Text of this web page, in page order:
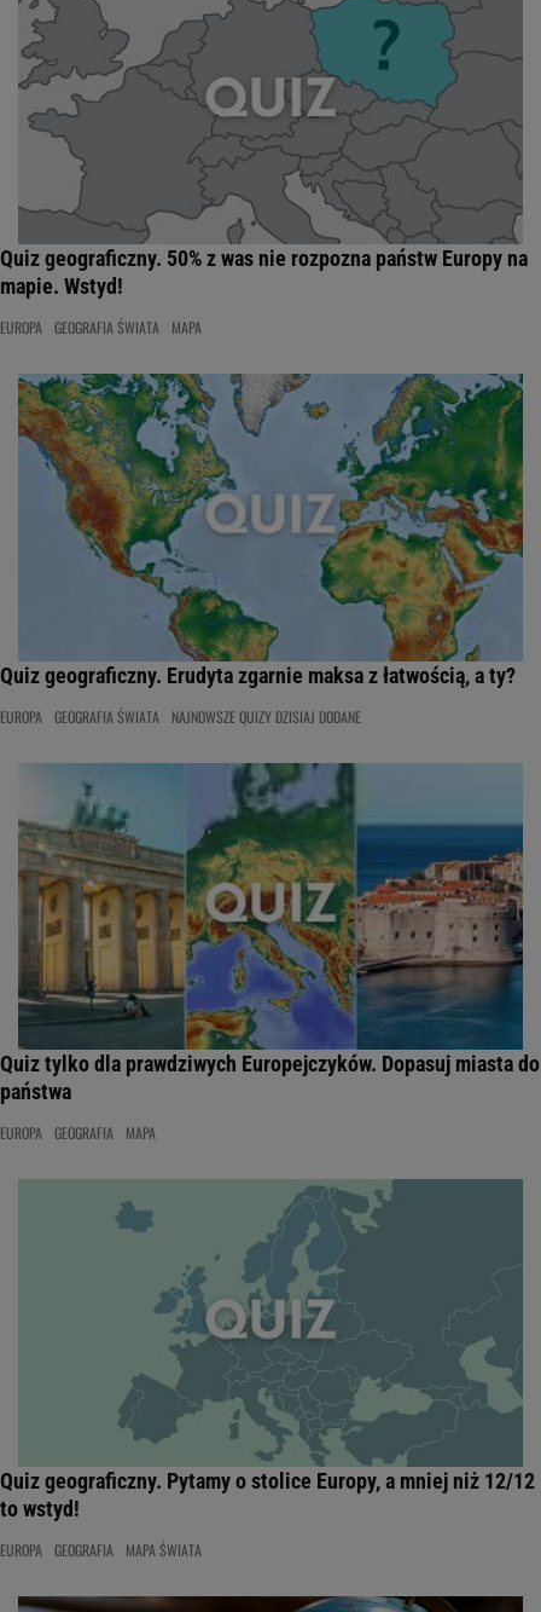
Quiz geograficzny. 50% z was nie rozpozna państw Europy na
mapie. Wstyd!
EUROPA GEOGRAFIA ŚWIATA MAPA
Quiz geograficzny. Erudyta zgarnie maksa z łatwością, a ty?
EUROPA GEOGRAFIA ŚWIATA NAJNOWSZE QUIZY DZISIAJ DODANE
Quiz tylko dla prawdziwych Europejczyków. Dopasuj miasta do
państwa
EUROPA GEOGRAFIA MAPA
Quiz geograficzny. Pytamy o stolice Europy, a mniej niż 12/12
to wstyd!
EUROPA GEOGRAFIA MAPA ŚWIATA